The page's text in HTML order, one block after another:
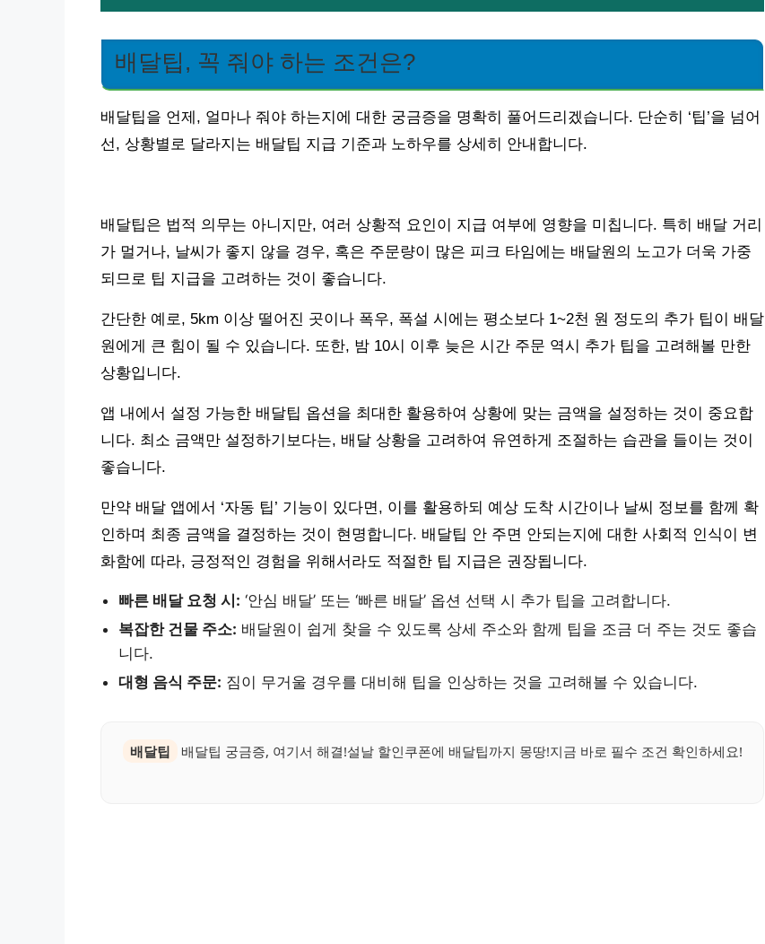
배달팁, 꼭 줘야 하는 조건은?
배달팁을 언제, 얼마나 줘야 하는지에 대한 궁금증을 명확히 풀어드리겠습니다. 단순히 ‘팁’을 넘어
선, 상황별로 달라지는 배달팁 지급 기준과 노하우를 상세히 안내합니다.
배달팁은 법적 의무는 아니지만, 여러 상황적 요인이 지급 여부에 영향을 미칩니다. 특히 배달 거리
가 멀거나, 날씨가 좋지 않을 경우, 혹은 주문량이 많은 피크 타임에는 배달원의 노고가 더욱 가중
되므로 팁 지급을 고려하는 것이 좋습니다.
간단한 예로, 5km 이상 떨어진 곳이나 폭우, 폭설 시에는 평소보다 1~2천 원 정도의 추가 팁이 배달
원에게 큰 힘이 될 수 있습니다. 또한, 밤 10시 이후 늦은 시간 주문 역시 추가 팁을 고려해볼 만한
상황입니다.
앱 내에서 설정 가능한 배달팁 옵션을 최대한 활용하여 상황에 맞는 금액을 설정하는 것이 중요합
니다. 최소 금액만 설정하기보다는, 배달 상황을 고려하여 유연하게 조절하는 습관을 들이는 것이
좋습니다.
만약 배달 앱에서 ‘자동 팁’ 기능이 있다면, 이를 활용하되 예상 도착 시간이나 날씨 정보를 함께 확
인하며 최종 금액을 결정하는 것이 현명합니다. 배달팁 안 주면 안되는지에 대한 사회적 인식이 변
화함에 따라, 긍정적인 경험을 위해서라도 적절한 팁 지급은 권장됩니다.
빠른 배달 요청 시: ‘안심 배달’ 또는 ‘빠른 배달’ 옵션 선택 시 추가 팁을 고려합니다.
복잡한 건물 주소: 배달원이 쉽게 찾을 수 있도록 상세 주소와 함께 팁을 조금 더 주는 것도 좋습
니다.
대형 음식 주문: 짐이 무거울 경우를 대비해 팁을 인상하는 것을 고려해볼 수 있습니다.
배달팁 배달팁 궁금증, 여기서 해결!설날 할인쿠폰에 배달팁까지 몽땅!지금 바로 필수 조건 확인하세요!